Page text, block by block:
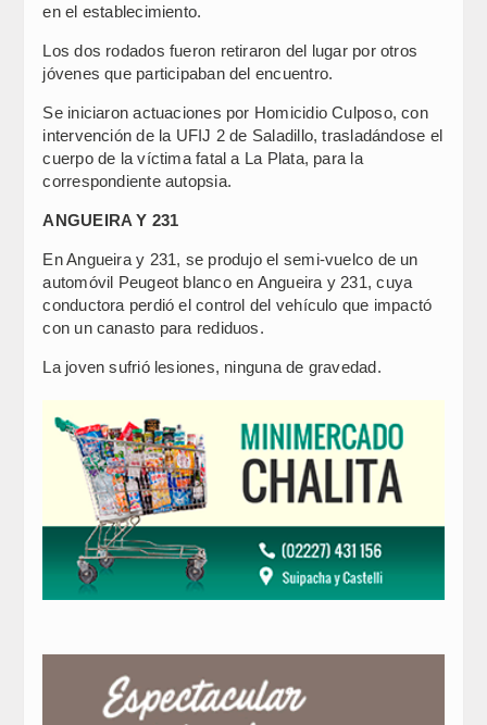
en el establecimiento.
Los dos rodados fueron retiraron del lugar por otros
jóvenes que participaban del encuentro.
Se iniciaron actuaciones por Homicidio Culposo, con
intervención de la UFIJ 2 de Saladillo, trasladándose el
cuerpo de la víctima fatal a La Plata, para la
correspondiente autopsia.
ANGUEIRA Y 231
En Angueira y 231, se produjo el semi-vuelco de un
automóvil Peugeot blanco en Angueira y 231, cuya
conductora perdió el control del vehículo que impactó
con un canasto para rediduos.
La joven sufrió lesiones, ninguna de gravedad.